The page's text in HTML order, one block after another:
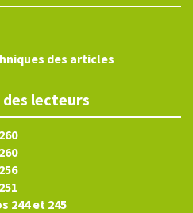
des articles
lecteurs
244 et 245